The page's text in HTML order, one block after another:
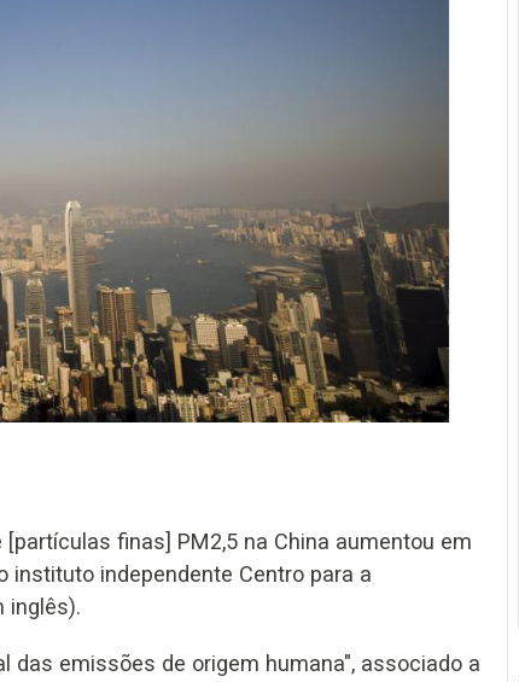
finas] PM2,5 na China aumentou em
instituto independente Centro para a
inglês).
das emissões de origem humana", associado a